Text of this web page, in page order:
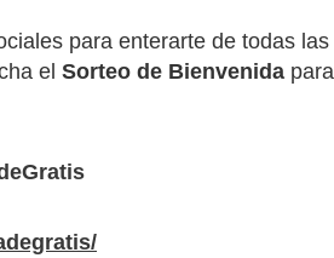
para enterarte de todas las
el Sorteo de Bienvenida para